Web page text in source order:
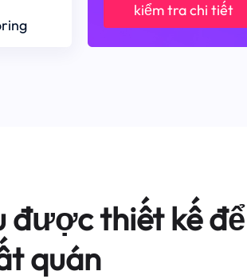
kiểm tra chi tiết
được thiết kế để
quán